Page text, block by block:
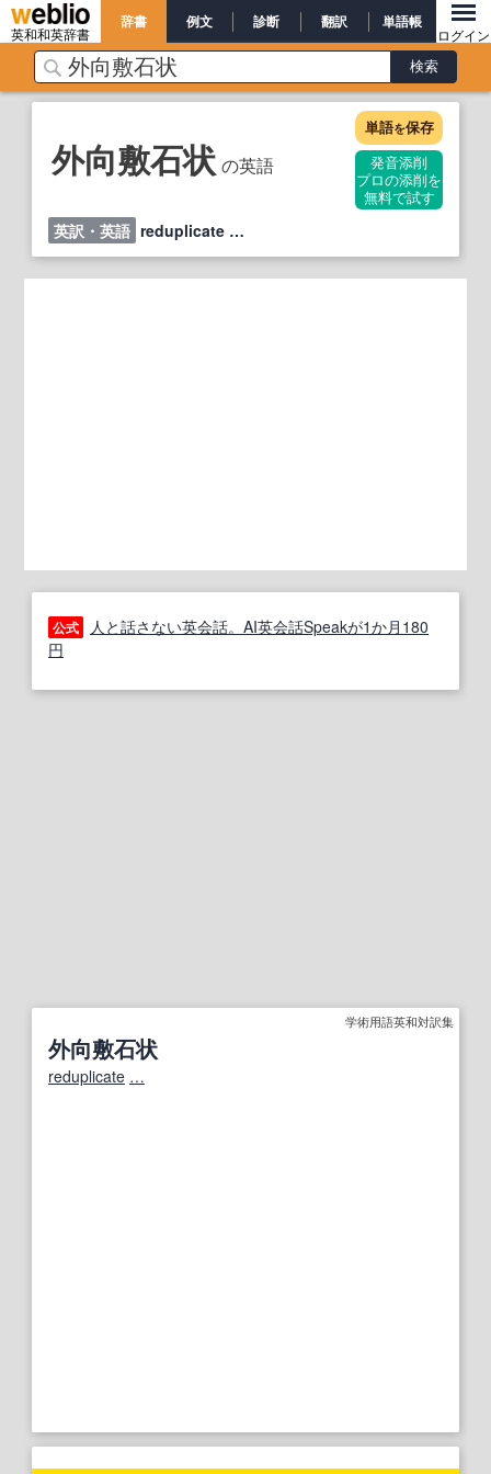
英和和英辞書
辞書 例文 診断 翻訳 単語帳
ログイン
外向敷石状 の英語
単語を保存
発音添削
プロの添削を
無料で試す
英訳・英語 reduplicate …
公式
人と話さない英会話。AI英会話Speakが1か月180
円
学術用語英和対訳集
外向敷石状
reduplicate …